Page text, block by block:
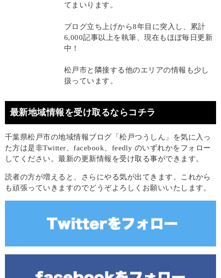
てまいります。
ブログ立ち上げから8年目に突入し、累計
6,000記事以上を執筆、現在もほぼ毎日更新
中！
松戸市と隣接する他のエリアの情報も少し
扱っています。
最新地域情報を受け取るならコチラ
千葉県松戸市の地域情報ブログ「松戸つうしん」を気に入っ
た方は是非Twitter、facebook、feedly のいずれかをフォロー
してください。最新の更新情報を受け取る事ができます。
読者の方が増えると、さらにやる気が出てきます。これから
も頑張っていきますのでどうぞよろしくお願いいたします。